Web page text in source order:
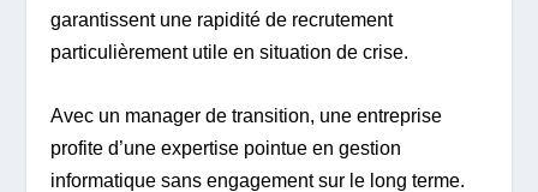
garantissent une rapidité de recrutement
particulièrement utile en situation de crise.
Avec un manager de transition, une entreprise
profite d’une expertise pointue en gestion
informatique sans engagement sur le long terme.